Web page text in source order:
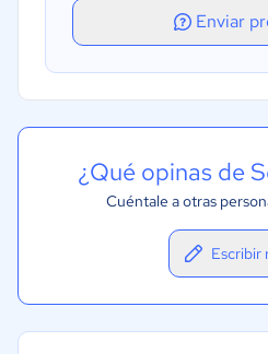
Enviar
¿Qué opinas de
Cuéntale a otras
Escribir